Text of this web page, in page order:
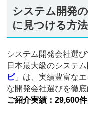
システム開発
に見つける方法
システム開発会社選
日本最大級のシステ
ビ」は、実績豊富な
な開発会社選びを徹
ご紹介実績：29,600